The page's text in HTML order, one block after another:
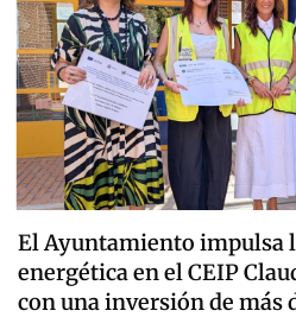
El Ayuntamiento impulsa
energética en el CEIP
con una inversión de más